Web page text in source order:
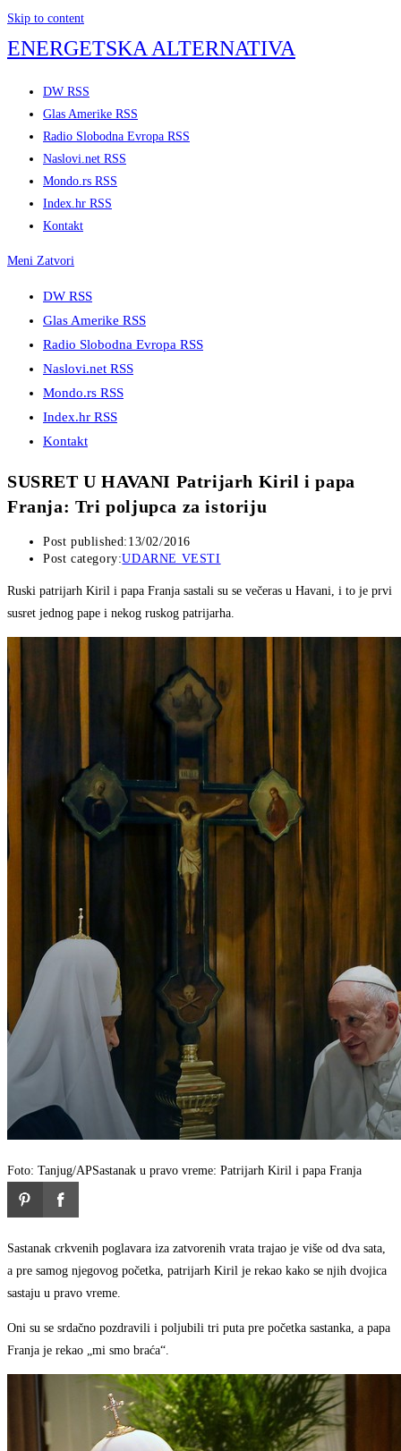
Skip to content
ENERGETSKA ALTERNATIVA
DW RSS
Glas Amerike RSS
Radio Slobodna Evropa RSS
Naslovi.net RSS
Mondo.rs RSS
Index.hr RSS
Kontakt
Meni Zatvori
DW RSS
Glas Amerike RSS
Radio Slobodna Evropa RSS
Naslovi.net RSS
Mondo.rs RSS
Index.hr RSS
Kontakt
SUSRET U HAVANI Patrijarh Kiril i papa
Franja: Tri poljupca za istoriju
Post published: 13/02/2016
Post category:UDARNE VESTI
Ruski patrijarh Kiril i papa Franja sastali su se večeras u Havani, i to je prvi
susret jednog pape i nekog ruskog patrijarha.
Foto: Tanjug/APSastanak u pravo vreme: Patrijarh Kiril i papa Franja
Sastanak crkvenih poglavara iza zatvorenih vrata trajao je više od dva sata,
a pre samog njegovog početka, patrijarh Kiril je rekao kako se njih dvojica
sastaju u pravo vreme.
Oni su se srdačno pozdravili i poljubili tri puta pre početka sastanka, a papa
Franja je rekao „mi smo braća“.